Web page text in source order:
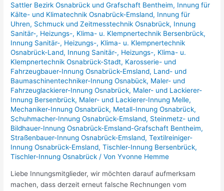
Sattler Bezirk Osnabrück und Grafschaft Bentheim, Innung für
Kälte- und Klimatechnik Osnabrück-Emsland, Innung für
Uhren, Schmuck und Zeitmesstechnik Osnabrück, Innung
Sanitär-, Heizungs-, Klima- u. Klempnertechnik Bersenbrück,
Innung Sanitär-, Heizungs-, Klima- u. Klempnertechnik
Osnabrück-Land, Innung Sanitär-, Heizungs-, Klima- u.
Klempnertechnik Osnabrück-Stadt, Karosserie- und
Fahrzeugbauer-Innung Osnabrück-Emsland, Land- und
Baumaschinentechniker-Innung Osnabück, Maler- und
Fahrzeuglackierer-Innung Osnabrück, Maler- und Lackierer-
Innung Bersenbrück, Maler- und Lackierer-Innung Melle,
Mechaniker-Innung Osnabrück, Metall-Innung Osnabrück,
Schuhmacher-Innung Osnabrück-Emsland, Steinmetz- und
Bildhauer-Innung Osnabrück-Emsland-Grafschaft Bentheim,
Straßenbauer-Innung Osnabrück-Emsland,Textilreiniger-
Innung Osnabrück-Emsland,Tischler-Innung Bersenbrück,
Tischler-Innung Osnabrück / VonYvonne Hemme
Liebe Innungsmitglieder, wir möchten darauf aufmerksam
machen, dass derzeit erneut falsche Rechnungen vom